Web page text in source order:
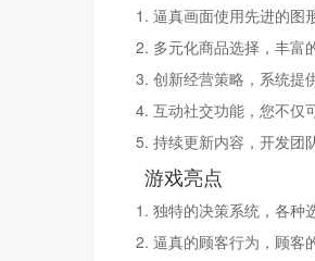
1. 逼真画面使用先进的图形
2. 多元化商品选择，丰富的
3. 创新经营策略，系统提供
4. 互动社交功能，您不仅可
5. 持续更新内容，开发团队
游戏亮点
1. 独特的决策系统，各种选
2. 逼真的顾客行为，顾客的